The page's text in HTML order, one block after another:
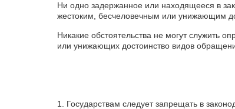
Ни одно задержанное или находящееся в
жестоким, бесчеловечным или унижающим
Никакие обстоятельства не могут служить
или унижающих достоинство видов
1. Государствам следует запрещать в